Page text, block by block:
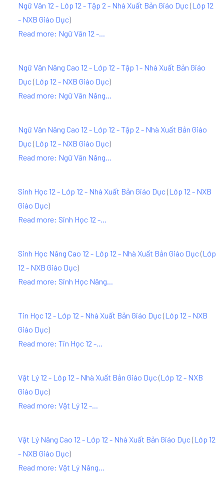
Ngữ Văn 12 - Lớp 12 - Tập 2 - Nhà Xuất Bản Giáo Dục(Lớp 12
- NXB Giáo Dục)
Read more: Ngữ Văn 12 -...
Ngữ Văn Nâng Cao 12 - Lớp 12 - Tập 1 - Nhà Xuất Bản Giáo
Dục(Lớp 12 - NXB Giáo Dục)
Read more: Ngữ Văn Nâng...
Ngữ Văn Nâng Cao 12 - Lớp 12 - Tập 2 - Nhà Xuất Bản Giáo
Dục(Lớp 12 - NXB Giáo Dục)
Read more: Ngữ Văn Nâng...
Sinh Học 12 - Lớp 12 - Nhà Xuất Bản Giáo Dục(Lớp 12 - NXB
Giáo Dục)
Read more: Sinh Học 12 -...
Sinh Học Nâng Cao 12 - Lớp 12 - Nhà Xuất Bản Giáo Dục(Lớp
12 - NXB Giáo Dục)
Read more: Sinh Học Nâng...
Tin Học 12 - Lớp 12 - Nhà Xuất Bản Giáo Dục(Lớp 12 - NXB
Giáo Dục)
Read more: Tin Học 12 -...
Vật Lý 12 - Lớp 12 - Nhà Xuất Bản Giáo Dục(Lớp 12 - NXB
Giáo Dục)
Read more: Vật Lý 12 -...
Vật Lý Nâng Cao 12 - Lớp 12 - Nhà Xuất Bản Giáo Dục(Lớp 12
- NXB Giáo Dục)
Read more: Vật Lý Nâng...